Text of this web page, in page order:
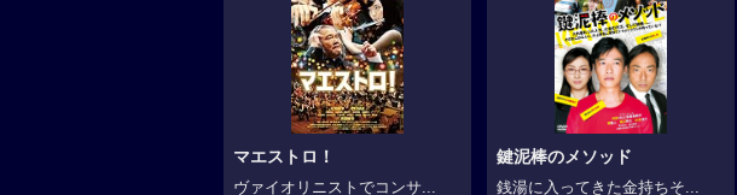
マエストロ！
ヴァイオリニストでコンサ...
鍵泥棒のメソッド
銭湯に入ってきた金持ちそ...